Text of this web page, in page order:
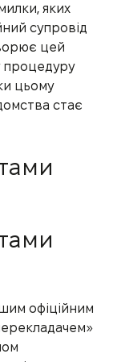
яких
супровід
цей
процедуру
цьому
стає
офіційним